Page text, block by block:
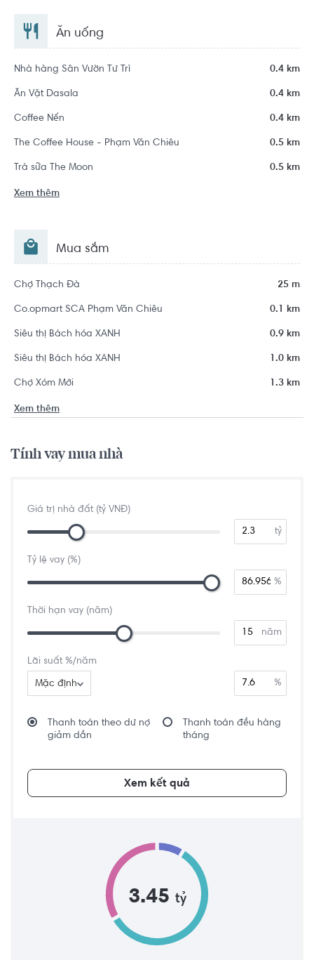
Ăn uống
Nhà hàng Sân Vườn Tư Trì 0.4 km
Ăn Vặt Dasala 0.4 km
Coffee Nến 0.4 km
The Coffee House - Phạm Văn Chiêu 0.5 km
Trà sữa The Moon 0.5 km
Xem thêm
Mua sắm
Chợ Thạch Đà 25 m
Co.opmart SCA Phạm Văn Chiêu 0.1 km
Siêu thị Bách hóa XANH 0.9 km
Siêu thị Bách hóa XANH 1.0 km
Chợ Xóm Mới 1.3 km
Xem thêm
Tính vay mua nhà
Giá trị nhà đất (tỷ VNĐ)
tỷ
Tỷ lệ vay (%)
%
Thời hạn vay (năm)
năm
Lãi suất %/năm
Mặc định %
Thanh toán theo dư nợ
giảm dần
Thanh toán đều hàng
tháng
Xem kết quả
3.45 tỷ